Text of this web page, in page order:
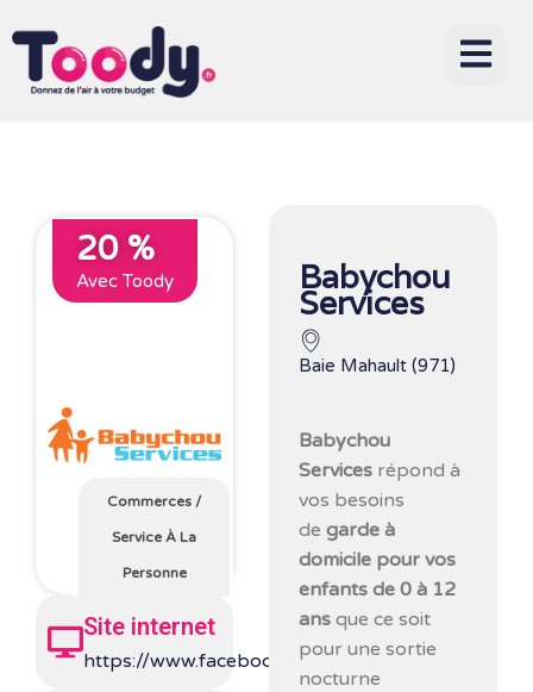
20 %
Avec Toody
Commerces /
Service À La
Personne
Site internet
https://www.facebook.com/babychou971/
Babychou
Services
Baie Mahault (971)
Babychou
Services répond à
vos besoins
degarde à
domicile pour vos
enfants de 0 à 12
ans que ce soit
pour une sortie
nocturne